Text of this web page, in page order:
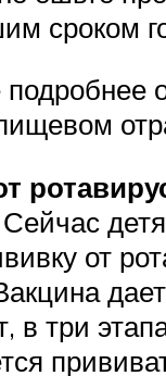
сроком
подробнее
Сейчас
от
в три